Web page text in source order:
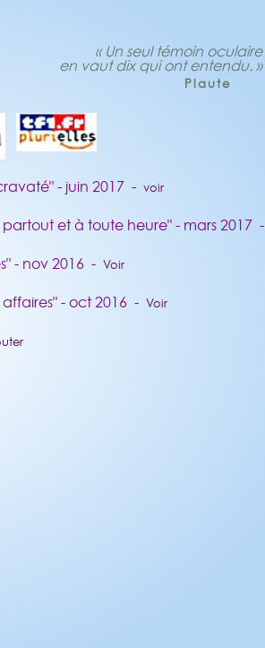
« Un seul témoin oculaire
en vaut dix qui ont entendu. »
Plaute
- juin 2017 - voir
partout et à toute heure" - mars 2017 -
- nov 2016 - Voir
- oct 2016 - Voir